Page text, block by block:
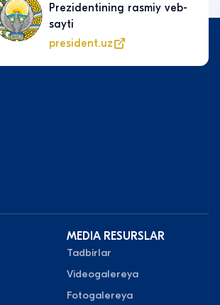
Prezidentining rasmiy veb-
sayti
president.uz
MEDIA RESURSLAR
Tadbirlar
Videogalereya
Fotogalereya